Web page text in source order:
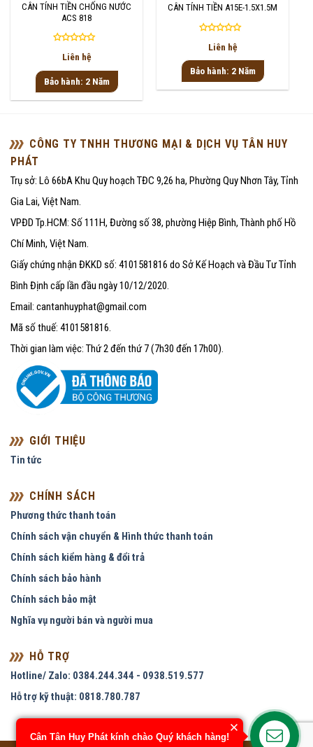
CÂN TÍNH TIỀN CHỐNG NƯỚC
ACS 818
Được
hạng
0
5
Liên hệ
Bảo hành: 2 Năm
CÂN TÍNH TIỀN A15E-1.5X1.5M
Được
hạng
0
5
Liên hệ
Bảo hành: 2 Năm
Cân Tân Huy Phát kính chào Quý khách hàng!
CÔNG TY TNHH THƯƠNG MẠI & DỊCH VỤ TÂN HUY
PHÁT
Trụ sở: Lô 66bA Khu Quy hoạch TĐC 9,26 ha, Phường Quy Nhơn Tây, Tỉnh
Gia Lai, Việt Nam.
VPĐD Tp.HCM: Số 111H, Đường số 38, phường Hiệp Bình, Thành phố Hồ
Chí Minh, Việt Nam.
Giấy chứng nhận ĐKKD số: 4101581816 do Sở Kế Hoạch và Đầu Tư Tỉnh
Bình Định cấp lần đầu ngày 10/12/2020.
Email: cantanhuyphat@gmail.com
Mã số thuế: 4101581816.
Thời gian làm việc: Thứ 2 đến thứ 7 (7h30 đến 17h00).
GIỚI THIỆU
Tin tức
CHÍNH SÁCH
Phương thức thanh toán
Chính sách vận chuyển & Hình thức thanh toán
Chính sách kiểm hàng & đổi trả
Chính sách bảo hành
Chính sách bảo mật
Nghĩa vụ người bán và người mua
HỖ TRỢ
Hotline/ Zalo: 0384.244.344 - 0938.519.577
Hỗ trợ kỹ thuật: 0818.780.787